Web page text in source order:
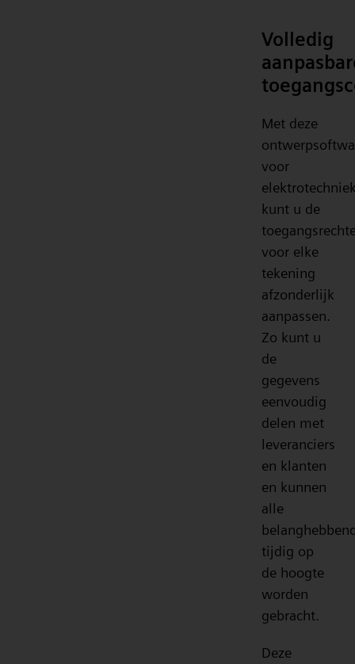
Volledig
Met deze
voor
kunt u de
voor elke
tekening
afzonderlijk
aanpassen.
Zo kunt u
de
gegevens
eenvoudig
delen met
leveranciers
en klanten
en kunnen
alle
tijdig op
de hoogte
worden
gebracht.
Deze